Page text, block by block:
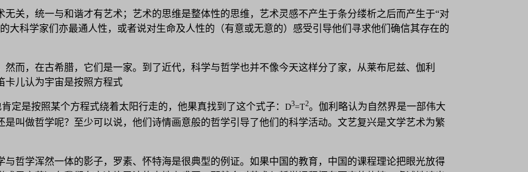
关，统一与和谐才有艺术；艺术的思维是整体性的思维，艺术灵感不产生于条分缕析之后而产生于“对
大科学家们亦最通人性，或者说对生命及人性的（有意或无意的）感受引导他们寻求他们确信其存在的
而，在古希腊，它们是一家。到了近代，科学与哲学也并不像今天这样分了家，从莱布尼兹、伽利
儿认为宇宙是按照方程式
定是按照某个方程式绕着太阳行走的，他果真找到了这个式子： D3=T2。伽利略认为自然界是一部伟大
叫做哲学呢？至少可以说，他们诗情画意般的哲学引导了他们的科学活动。文艺复兴是文学艺术为繁
与哲学浑然一体的影子，罗素、怀特海是很典型的例证。如果中国的教育，中国的课程理论把眼光放得